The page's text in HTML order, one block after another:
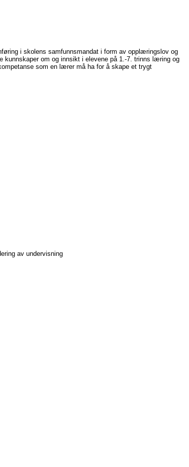
i skolens samfunnsmandat i form av opplæringslov og
om og innsikt i elevene på 1.-7. trinns læring og
som en lærer må ha for å skape et trygt
av undervisning